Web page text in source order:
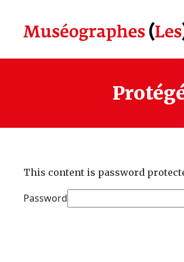
content
This content is password
Password